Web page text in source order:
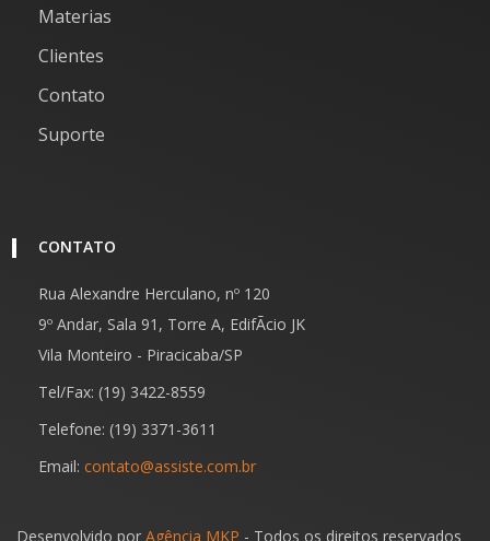
Materias
Clientes
Contato
Suporte
CONTATO
Rua Alexandre Herculano, nº 120
9º Andar, Sala 91, Torre A, EdifÃ­cio JK
Vila Monteiro - Piracicaba/SP
Tel/Fax: (19) 3422-8559
Telefone: (19) 3371-3611
Email: contato@assiste.com.br
Desenvolvido por Agência MKP - Todos os direitos reservados